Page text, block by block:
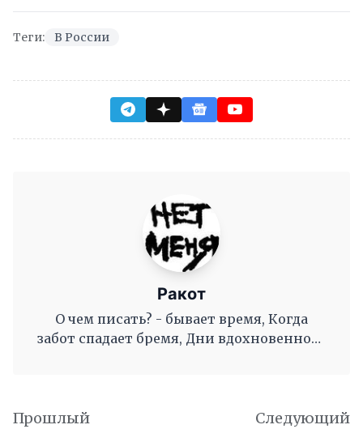
Теги: В России
Ракот
О чем писать? - бывает время, Когда
забот спадает бремя, Дни вдохновенного
Прошлый
Следующий